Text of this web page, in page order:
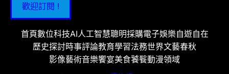
歡迎訂閱 !
首頁數位科技AI人工智慧聰明採購電子娛樂自遊自在
歷史探討時事評論教育學習法務世界文藝春秋
影像藝術音樂饗宴美食饕餮動漫領域